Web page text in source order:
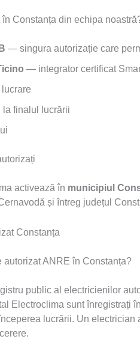
Constanța din echipa
— singura autorizație care
— integrator certificat
la finalul lucrării
activează în municipiul
și întreg județul
Constanța
autorizat ANRE în Constanța?
public al electricienilor
Electroclima sunt înregistrați
lucrării. Un electrician